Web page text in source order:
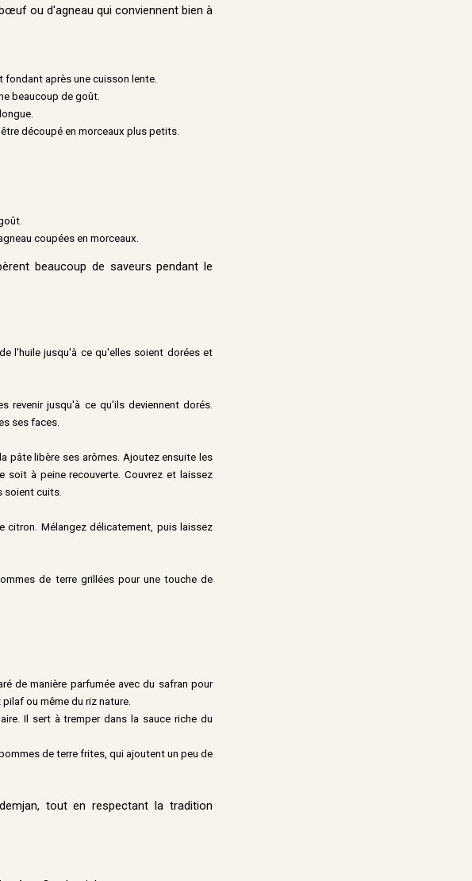
ou d'agneau qui conviennent bien à
après une cuisson lente.
beaucoup de goût.
découpé en morceaux plus petits.
coupées en morceaux.
beaucoup de saveurs pendant le
l'huile jusqu'à ce qu'elles soient dorées et
revenir jusqu'à ce qu'ils deviennent dorés.
ses faces.
pâte libère ses arômes. Ajoutez ensuite les
soit à peine recouverte. Couvrez et laissez
soient cuits.
citron. Mélangez délicatement, puis laissez
de terre grillées pour une touche de
de manière parfumée avec du safran pour
ou même du riz nature.
Il sert à tremper dans la sauce riche du
de terre frites, qui ajoutent un peu de
tout en respectant la tradition